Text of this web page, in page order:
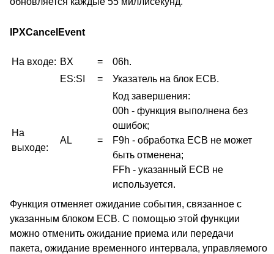
IPXCancelEvent
На входе: BX =
06h.
ES:SI
= Указатель на блок ECB.
На
выходе:
AL =
Код завершения:
00h - функция выполнена без
ошибок;
F9h - обработка ECB не может
быть отменена;
FFh - указанный ECB не
используется.
Функция отменяет ожидание события, связанное с
указанным блоком ECB. С помощью этой функции
можно отменить ожидание приема или передачи
пакета, ожидание временного интервала, управляемого